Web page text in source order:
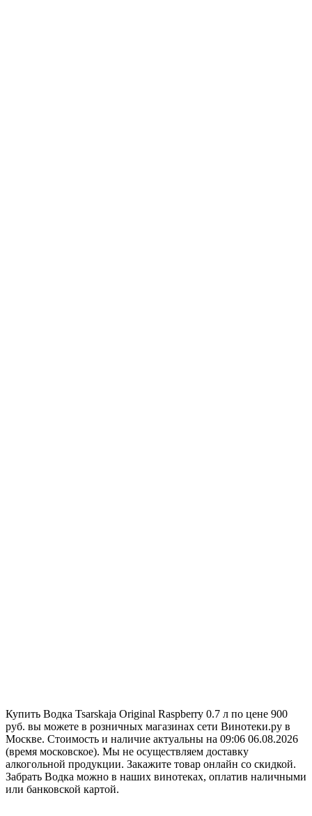
Купить Водка Tsarskaja Original Raspberry 0.7 л по цене 900
руб. вы можете в розничных магазинах сети Винотеки.ру в
Москве. Стоимость и наличие актуальны на 09:06 06.08.2026
(время московское). Мы не осуществляем доставку
алкогольной продукции. Закажите товар онлайн со скидкой.
Забрать Водка можно в наших винотеках, оплатив наличными
или банковской картой.